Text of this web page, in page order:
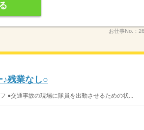
お仕事No.：
♪残業なし○
●交通事故の現場に隊員を出動させるための状...